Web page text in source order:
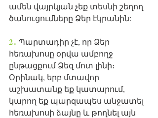
ամեն վայրկյան չեք տեսնի շեղող
ծանուցումները Ձեր էկրանին:
2․ Պարտադիր չէ, որ Ձեր
հեռախոսը օրվա ամբողջ
ընթացքում Ձեզ մոտ լինի։
Օրինակ, երբ մտավոր
աշխատանք եք կատարում,
կարող եք պարզապես անջատել
հեռախոսի ձայնը և թողնել այն